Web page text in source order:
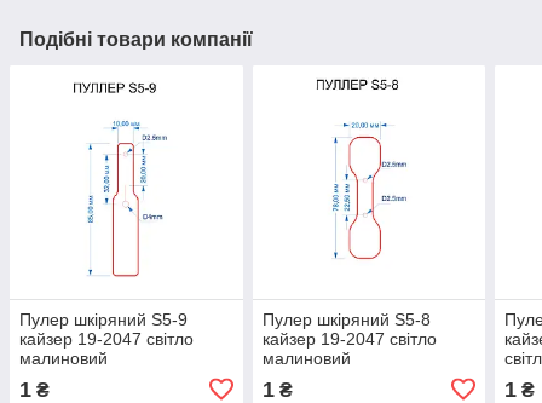
Подібні товари компанії
Пулер шкіряний S5-9
кайзер 19-2047 світло
малиновий
1 ₴
Пулер шкіряний S5-8
кайзер 19-2047 світло
малиновий
1₴ 1 ₴